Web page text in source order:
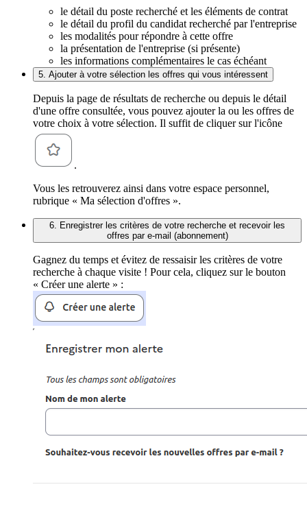
le détail du poste recherché et les éléments de contrat
le détail du profil du candidat recherché par l'entreprise
les modalités pour répondre à cette offre
la présentation de l'entreprise (si présente)
les informations complémentaires le cas échéant
5. Ajouter à votre sélection les offres qui vous intéressent
Depuis la page de résultats de recherche ou depuis le détail
d'une offre consultée, vous pouvez ajouter la ou les offres de
votre choix à votre sélection. Il suffit de cliquer sur l'icône
.
Vous les retrouverez ainsi dans votre espace personnel,
rubrique « Ma sélection d'offres ».
6. Enregistrer les critères de votre recherche et recevoir les
offres par e-mail (abonnement)
Gagnez du temps et évitez de ressaisir les critères de votre
recherche à chaque visite ! Pour cela, cliquez sur le bouton
« Créer une alerte » :